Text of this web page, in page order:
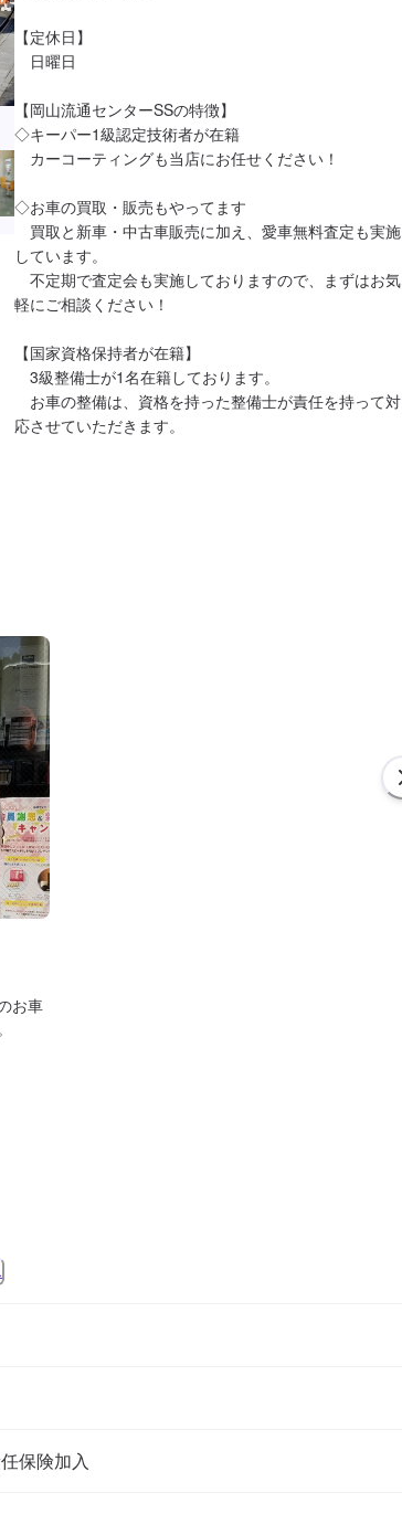
【定休日】
日曜日
【岡山流通センターSSの特徴】
◇キーパー1級認定技術者が在籍
カーコーティングも当店にお任せください！
◇お車の買取・販売もやってます
買取と新車・中古車販売に加え、愛車無料査定も実施
しています。
不定期で査定会も実施しておりますので、まずはお気
軽にご相談ください！
【国家資格保持者が在籍】
3級整備士が1名在籍しております。
お車の整備は、資格を持った整備士が責任を持って対
応させていただきます。
お車
保険加入